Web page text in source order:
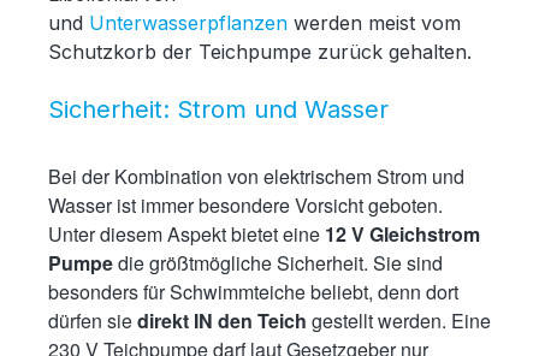
und Unterwasserpflanzen werden meist vom
Schutzkorb der Teichpumpe zurück gehalten.
Sicherheit: Strom und Wasser
Bei der Kombination von elektrischem Strom und
Wasser ist immer besondere Vorsicht geboten.
Unter diesem Aspekt bietet eine 12 V Gleichstrom
Pumpedie größtmögliche Sicherheit. Sie sind
besonders für Schwimmteiche beliebt, denn dort
dürfen siedirekt IN den Teich gestellt werden. Eine
230 V Teichpumpe darf laut Gesetzgeber nur